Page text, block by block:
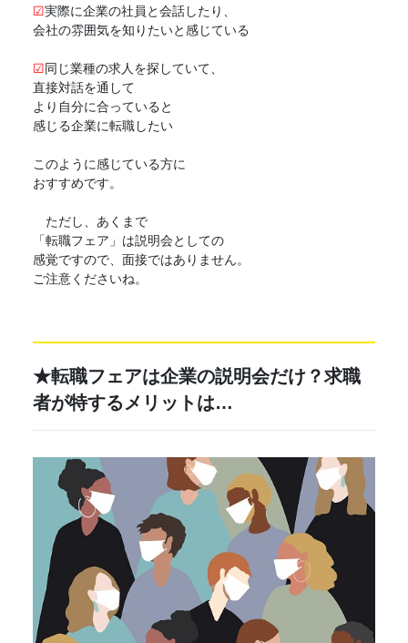
☑実際に企業の社員と会話したり、
会社の雰囲気を知りたいと感じている
☑同じ業種の求人を探していて、
直接対話を通して
より自分に合っていると
感じる企業に転職したい
このように感じている方に
おすすめです。
ただし、あくまで
「転職フェア 」は説明会としての
感覚ですので、面接ではありません。
ご注意くださいね。
★転職フェアは企業の説明会だけ？求職
者が特するメリットは…